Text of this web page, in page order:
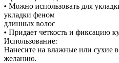
• Можно использовать для
укладки феном
длинных волос
• Придает четкость и фиксацию
Использование:
Нанесите на влажные или сухие
желанию.